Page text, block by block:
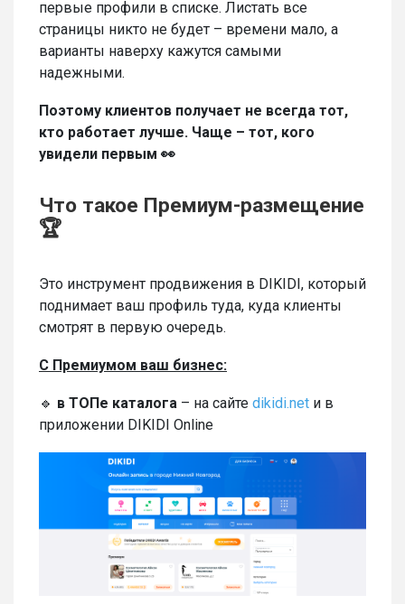
первые профили в списке. Листать все
страницы никто не будет – времени мало, а
варианты наверху кажутся самыми
надежными.
Поэтому клиентов получает не всегда тот,
кто работает лучше. Чаще – тот, кого
увидели первым 👀
Что такое Премиум-размещение
🏆
Это инструмент продвижения в DIKIDI, который
поднимает ваш профиль туда, куда клиенты
смотрят в первую очередь.
С Премиумом ваш бизнес:
🔹 в ТОПе каталога – на сайте dikidi.net и в
приложении DIKIDI Online